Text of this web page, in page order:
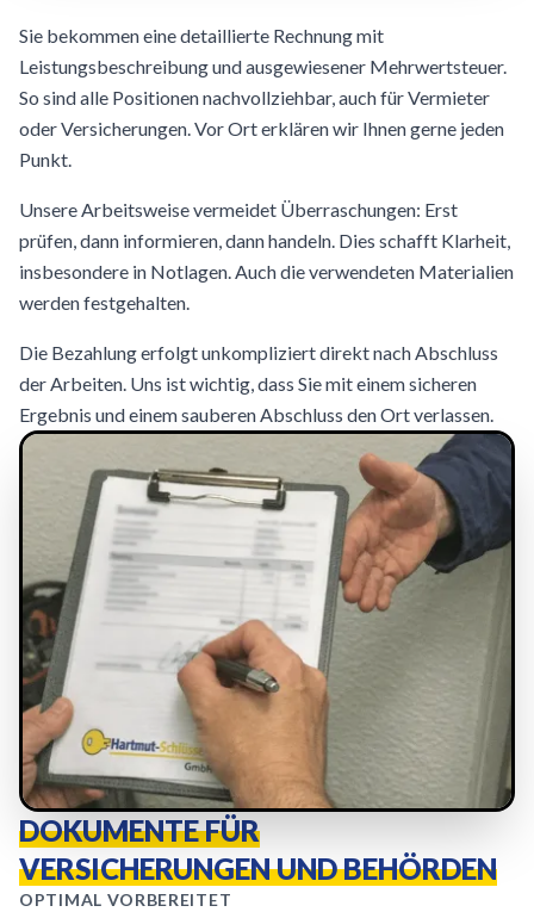
Sie bekommen eine detaillierte Rechnung mit
Leistungsbeschreibung und ausgewiesener Mehrwertsteuer.
So sind alle Positionen nachvollziehbar, auch für Vermieter
oder Versicherungen. Vor Ort erklären wir Ihnen gerne jeden
Punkt.
Unsere Arbeitsweise vermeidet Überraschungen: Erst
prüfen, dann informieren, dann handeln. Dies schafft Klarheit,
insbesondere in Notlagen. Auch die verwendeten Materialien
werden festgehalten.
Die Bezahlung erfolgt unkompliziert direkt nach Abschluss
der Arbeiten. Uns ist wichtig, dass Sie mit einem sicheren
Ergebnis und einem sauberen Abschluss den Ort verlassen.
DOKUMENTE FÜR
VERSICHERUNGEN UND BEHÖRDEN
OPTIMAL VORBEREITET